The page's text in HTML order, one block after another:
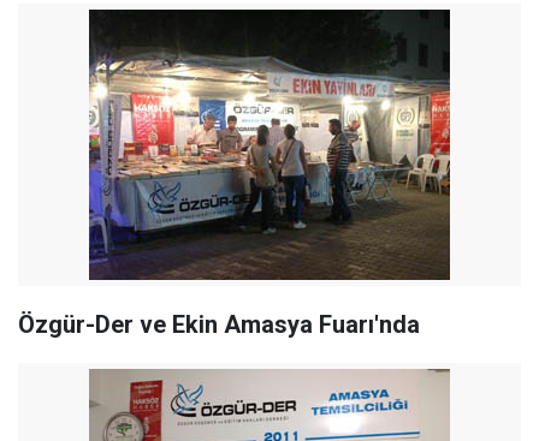
Özgür-Der ve Ekin Amasya Fuarı'nda